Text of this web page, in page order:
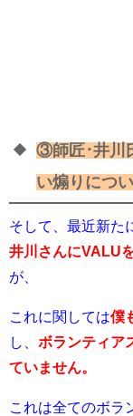
③師匠･井川
い煽りにつ
そして、最近新た
井川さんにVALU
が、
これに関しては僕
し、 ボランティア
ていません。
これは全てのボラ